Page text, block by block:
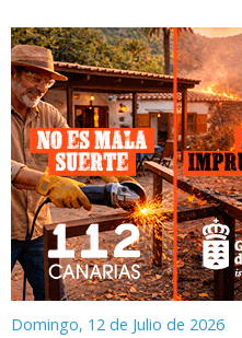
Domingo, 12 de Julio de 2026